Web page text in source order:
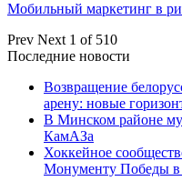
Мобильный маркетинг в
Prev Next 1 of 510
Последние новости
Возвращение
арену: новые
В Минском районе
КамАЗа
Хоккейное
Монументу Победы